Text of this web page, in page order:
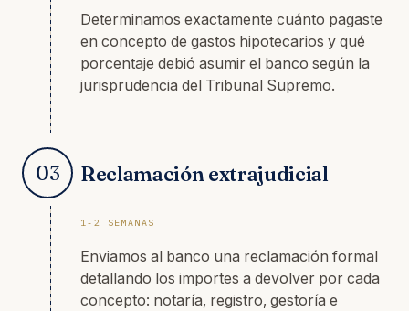
Determinamos exactamente cuánto pagaste
en concepto de gastos hipotecarios y qué
porcentaje debió asumir el banco según la
jurisprudencia del Tribunal Supremo.
03 Reclamación extrajudicial
1-2 SEMANAS
Enviamos al banco una reclamación formal
detallando los importes a devolver por cada
concepto: notaría, registro, gestoría e